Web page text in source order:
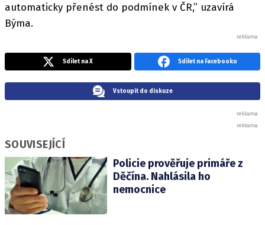
automaticky přenést do podmínek v ČR,” uzavírá
Býma.
Sdílet na X Sdílet na Facebooku
Vstoupit do diskuze
SOUVISEJÍCÍ
Policie prověřuje primáře z
Děčína. Nahlásila ho
nemocnice